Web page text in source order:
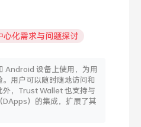
化需求与问题探讨
Android 设备上使用，为用
用户可以随时随地访问和
外，Trust Wallet 也支持与
）的集成，扩展了其